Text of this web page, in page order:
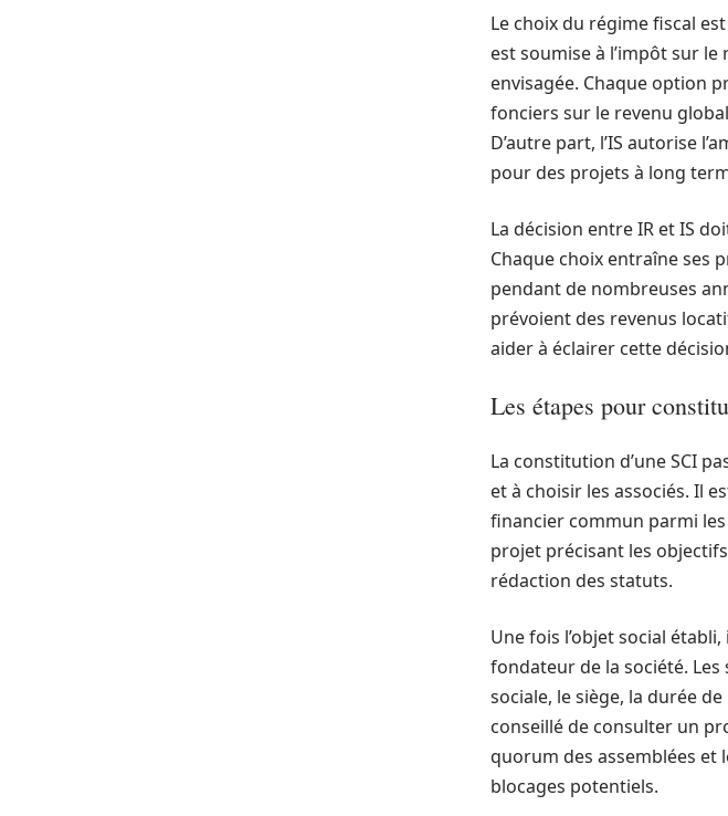
Le choix du régime fiscal
est soumise à l’impôt sur
envisagée. Chaque option
fonciers sur le revenu
D’autre part, l’IS autorise
pour des projets à long
La décision entre IR et IS
Chaque choix entraîne ses
pendant de nombreuses
prévoient des revenus
aider à éclairer cette
Les étapes pour
La constitution d’une SCI
et à choisir les associés. Il
financier commun parmi
projet précisant les
rédaction des statuts.
Une fois l’objet social
fondateur de la société.
sociale, le siège, la durée
conseillé de consulter un
quorum des assemblées et
blocages potentiels.